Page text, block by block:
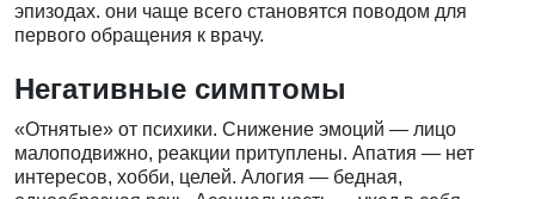
эпизодах. они чаще всего становятся поводом для
первого обращения к врачу.
Негативные симптомы
«Отнятые» от психики. Снижение эмоций — лицо
малоподвижно, реакции притуплены. Апатия — нет
интересов, хобби, целей. Алогия — бедная,